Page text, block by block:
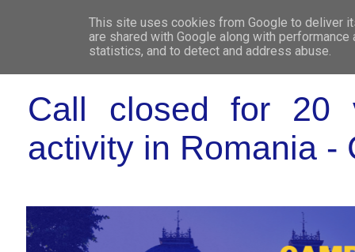
WHO
Call closed for 20
activity in Romania -
This site uses cookies from Google to deliver
are shared with Google along with
statistics, and to detect and address abuse.